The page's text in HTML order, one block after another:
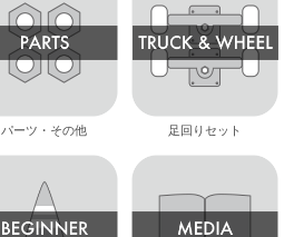
パーツ・その他 足回りセット